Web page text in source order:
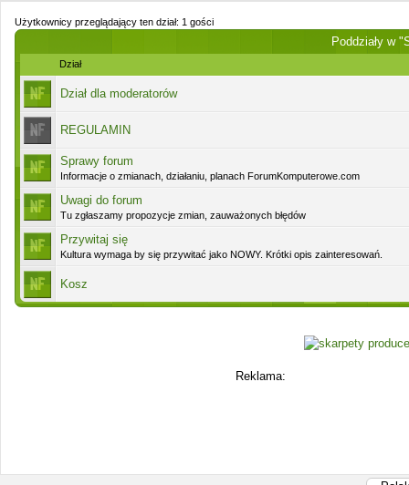
Użytkownicy przeglądający ten dział: 1 gości
Poddziały w
Dział
Dział dla moderatorów
REGULAMIN
Sprawy forum
Informacje o zmianach, działaniu, planach ForumKomputerowe.com
Uwagi do forum
Tu zgłaszamy propozycje zmian, zauważonych błędów
Przywitaj się
Kultura wymaga by się przywitać jako NOWY. Krótki opis zainteresowań.
Kosz
Reklama: